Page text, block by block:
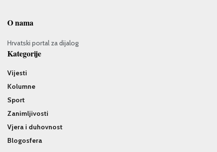
O nama
Hrvatski portal za dijalog
Kategorije
Vijesti
Kolumne
Sport
Zanimljivosti
Vjera i duhovnost
Blogosfera